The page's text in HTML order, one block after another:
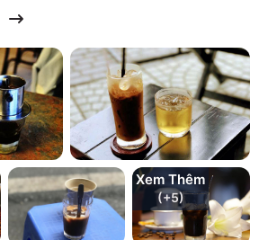
Xem Thêm
(+5)